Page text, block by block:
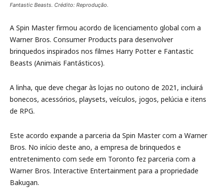
Fantastic Beasts. Crédito: Reprodução.
A Spin Master firmou acordo de licenciamento global com a
Warner Bros. Consumer Products para desenvolver
brinquedos inspirados nos filmes Harry Potter e Fantastic
Beasts (Animais Fantásticos).
A linha, que deve chegar às lojas no outono de 2021, incluirá
bonecos, acessórios, playsets, veículos, jogos, pelúcia e itens
de RPG.
Este acordo expande a parceria da Spin Master com a Warner
Bros. No início deste ano, a empresa de brinquedos e
entretenimento com sede em Toronto fez parceria com a
Warner Bros. Interactive Entertainment para a propriedade
Bakugan.